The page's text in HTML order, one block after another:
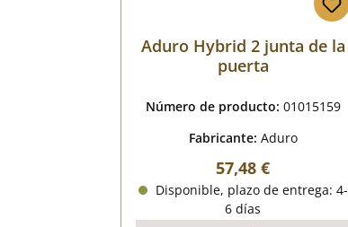
Aduro Hybrid 2 junta de la
puerta
Número de producto: 01015159
Fabricante: Aduro
Precio normal:
57,48 €
Disponible, plazo de entrega: 4-
6 días